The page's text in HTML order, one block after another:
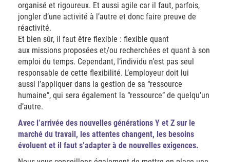
organisé et rigoureux. Et aussi agile car il faut, parfois,
jongler d’une activité à l’autre et donc faire preuve de
réactivité.
Et bien sûr, il faut être flexible : flexible quant
aux missions proposées et/ou recherchées et quant à son
emploi du temps. Cependant, l’individu n’est pas seul
responsable de cette flexibilité. L’employeur doit lui
aussi l’appliquer dans la gestion de sa “ressource
humaine”, qui sera également la “ressource” de quelqu’un
d’autre.
Avec l’arrivée des nouvelles générations Y et Z sur le
marché du travail, les attentes changent, les besoins
évoluent et il faut s’adapter à de nouvelles exigences.